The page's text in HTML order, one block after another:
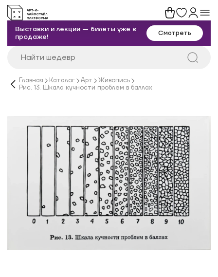
Выставки и лекции — билеты уже в
продаже!
Смотреть
Главная Каталог Арт
Живопись
Рис. 13. Шкала кучности проблем в баллах